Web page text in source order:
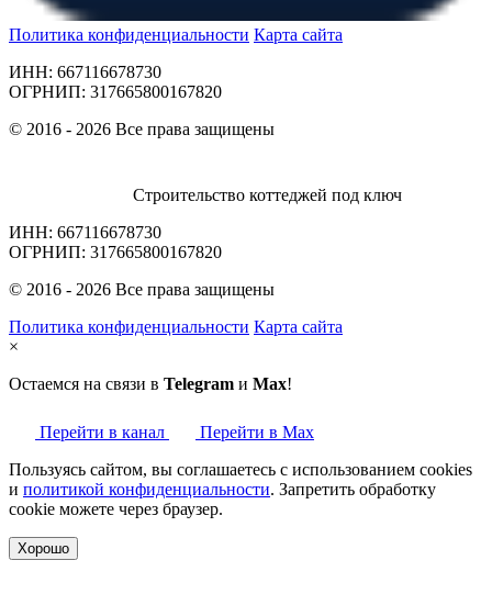
Политика конфиденциальности Карта сайта
ИНН: 667116678730
ОГРНИП: 317665800167820
© 2016 - 2026 Все права защищены
Строительство коттеджей под ключ
ИНН: 667116678730
ОГРНИП: 317665800167820
© 2016 - 2026 Все права защищены
Политика конфиденциальности Карта сайта
×
Остаемся на связи в Telegram и Max!
Перейти в канал
Перейти в Max
Пользуясь сайтом, вы соглашаетесь с использованием cookies
и политикой конфиденциальности. Запретить обработку
cookie можете через браузер.
Хорошо